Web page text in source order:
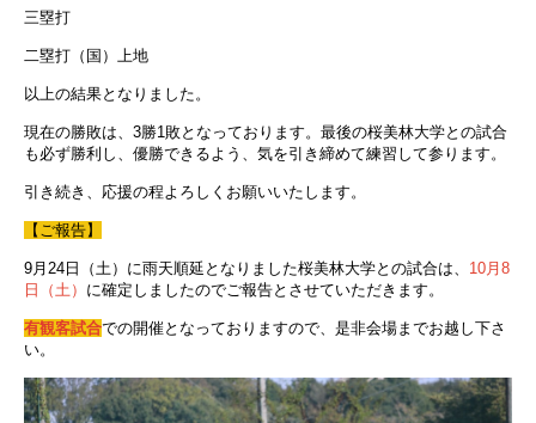
三塁打
二塁打（国）上地
以上の結果となりました。
現在の勝敗は、3勝1敗となっております。最後の桜美林大学との試合
も必ず勝利し、優勝できるよう、気を引き締めて練習して参ります。
引き続き、応援の程よろしくお願いいたします。
【ご報告】
9月24日（土）に雨天順延となりました桜美林大学との試合は、 10月8
日（土） に確定しましたのでご報告とさせていただきます。
有観客試合での開催となっておりますので、是非会場までお越し下さ
い。